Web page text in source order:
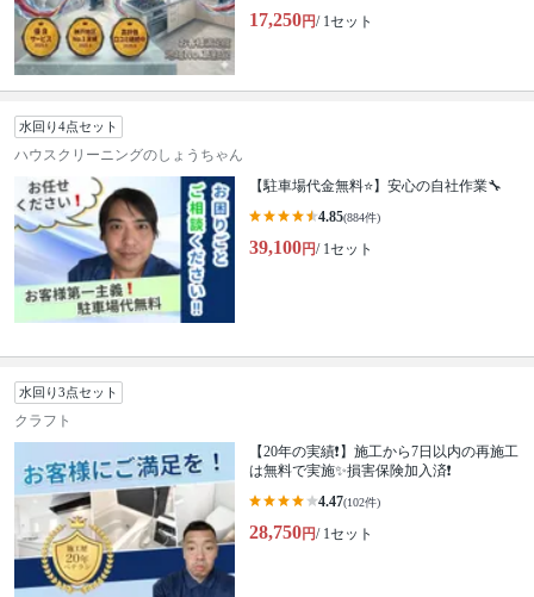
17,250円/ 1セット
水回り4点セット
ハウスクリーニングのしょうちゃん
【駐車場代金無料⭐️】安心の自社作業🔧
4.85(884件)
39,100円/ 1セット
水回り3点セット
クラフト
【20年の実績❗️】施工から7日以内の再施工
は無料で実施✨損害保険加入済❗️
4.47(102件)
28,750円/ 1セット